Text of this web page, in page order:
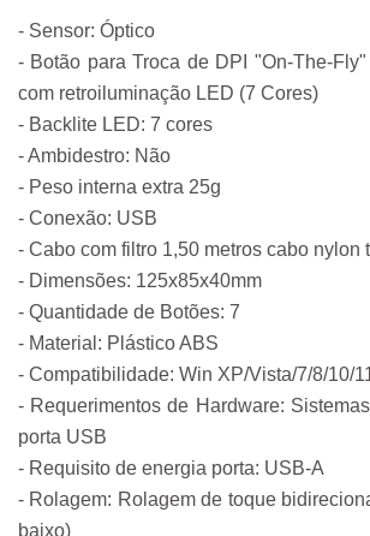
- Sensor: Óptico
- Botão para Troca de DPI "On-The-
com retroiluminação LED (7 Cores)
- Backlite LED: 7 cores
- Ambidestro: Não
- Peso interna extra 25g
- Conexão: USB
- Cabo com filtro 1,50 metros cabo nylon
- Dimensões: 125x85x40mm
- Quantidade de Botões: 7
- Material: Plástico ABS
- Compatibilidade: Win XP/Vista/7/8/10/
- Requerimentos de Hardware:
porta USB
- Requisito de energia porta: USB-A
- Rolagem: Rolagem de toque
baixo)